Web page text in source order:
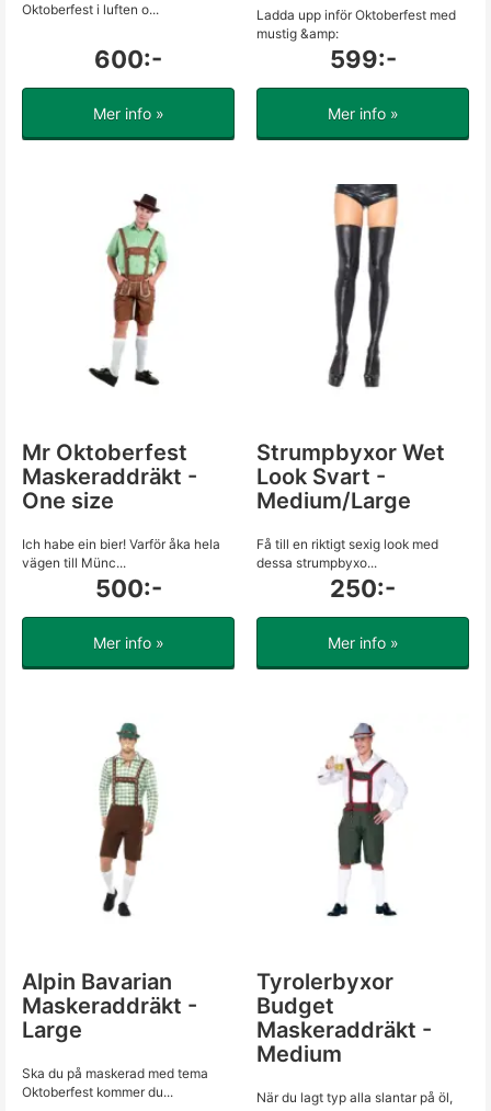
Oktoberfest i luften o...
600:-
Mer info »
Ladda upp inför Oktoberfest med
mustig &amp:
599:-
Mer info »
Mr Oktoberfest
Maskeraddräkt -
One size
Ich habe ein bier! Varför åka hela
vägen till Münc...
500:-
Mer info »
Strumpbyxor Wet
Look Svart -
Medium/Large
Få till en riktigt sexig look med
dessa strumpbyxo...
250:-
Mer info »
Alpin Bavarian
Maskeraddräkt -
Large
Ska du på maskerad med tema
Oktoberfest kommer du...
Tyrolerbyxor
Budget
Maskeraddräkt -
Medium
När du lagt typ alla slantar på öl,